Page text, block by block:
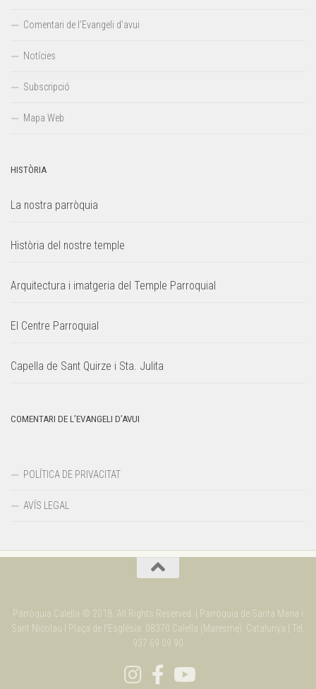
Comentari de l’Evangeli d’avui
Notícies
Subscripció
Mapa Web
HISTÒRIA
La nostra parròquia
Història del nostre temple
Arquitectura i imatgeria del Temple Parroquial
El Centre Parroquial
Capella de Sant Quirze i Sta. Julita
COMENTARI DE L’EVANGELI D’AVUI
POLÍTICA DE PRIVACITAT
AVÍS LEGAL
Parròquia Calella © 2018. All Rights Reserved. | Parròquia de Santa Maria i
Sant Nicolau | Plaça de l'Església. 08370 Calella (Maresme). Catalunya | Tel.
937 69 09 90